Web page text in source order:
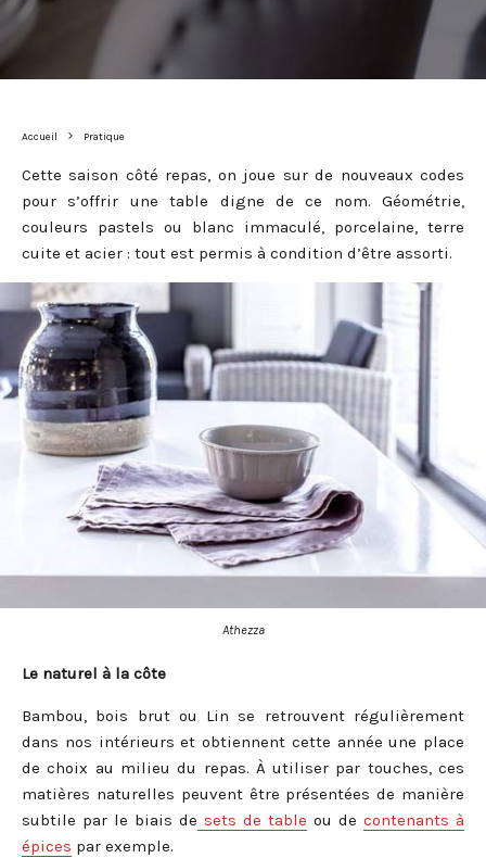
Accueil Pratique
Cette saison côté repas, on joue sur de nouveaux codes
pour s’offrir une table digne de ce nom. Géométrie,
couleurs pastels ou blanc immaculé, porcelaine, terre
cuite et acier : tout est permis à condition d’être assorti.
Athezza
Le naturel à la côte
Bambou, bois brut ou Lin se retrouvent régulièrement
dans nos intérieurs et obtiennent cette année une place
de choix au milieu du repas. À utiliser par touches, ces
matières naturelles peuvent être présentées de manière
subtile par le biais de sets de table ou de contenants à
épices par exemple.